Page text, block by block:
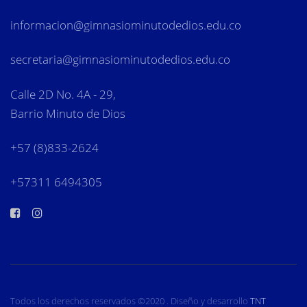
informacion@gimnasiominutodedios.edu.co
secretaria@gimnasiominutodedios.edu.co
Calle 2D No. 4A - 29,
Barrio Minuto de Dios
+57 (8)833-2624
+57311 6494305
Todos los derechos reservados ©2020 . Diseño y desarrollo TNT